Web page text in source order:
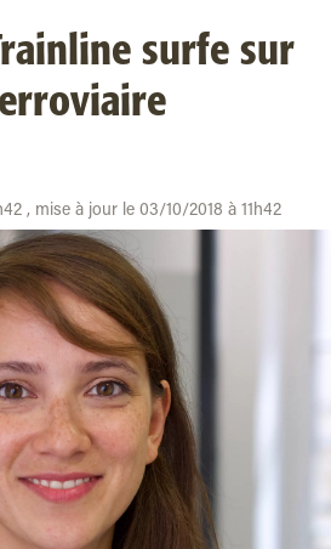
surfe sur
, mise à jour le 03/10/2018 à 11h42